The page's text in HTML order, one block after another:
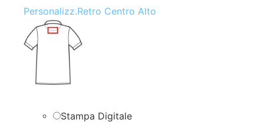
Personalizz.Retro Centro Alto
Stampa Digitale